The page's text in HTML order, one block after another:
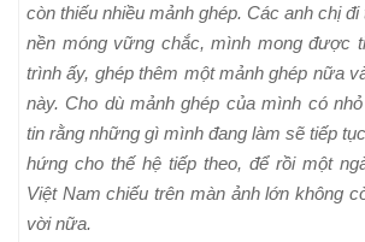
còn thiếu nhiều mảnh ghép. Các anh chị
nền móng vững chắc, mình mong được
trình ấy, ghép thêm một mảnh ghép nữa
này. Cho dù mảnh ghép của mình có
tin rằng những gì mình đang làm sẽ tiếp
hứng cho thế hệ tiếp theo, để rồi một
Việt Nam chiếu trên màn ảnh lớn không
vời nữa.